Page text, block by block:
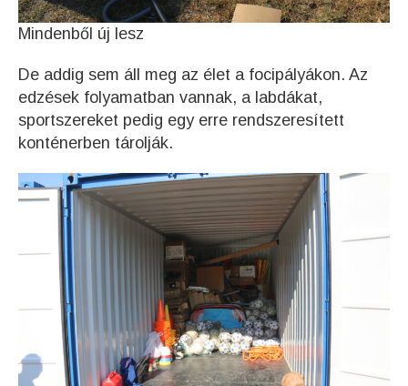
Mindenből új lesz
De addig sem áll meg az élet a focipályákon. Az
edzések folyamatban vannak, a labdákat,
sportszereket pedig egy erre rendszeresített
konténerben tárolják.